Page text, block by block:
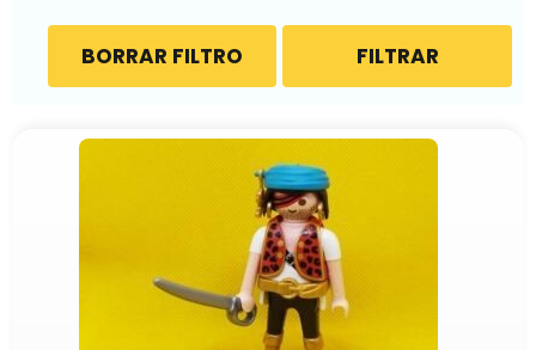
FILTRAR
BORRAR FILTRO